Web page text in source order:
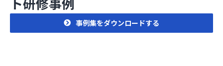
事例
事例集をダウンロードする